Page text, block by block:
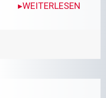
WEITERLESEN